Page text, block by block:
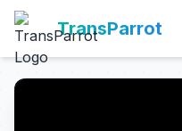
TransParrot